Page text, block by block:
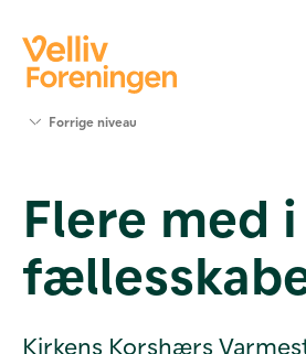
Værktøjer
og viden
Om Velliv
Foreningen
Forrige niveau
Flere med i
Kirkens Korshærs